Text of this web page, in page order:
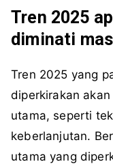
Tren 2025
diminati
Tren 2025 yang
diperkirakan
utama, seperti
keberlanjutan.
utama yang